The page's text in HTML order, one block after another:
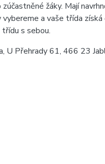
žáky. Mají
a vaše třída
s sebou.
Přehrady 61, 466 23